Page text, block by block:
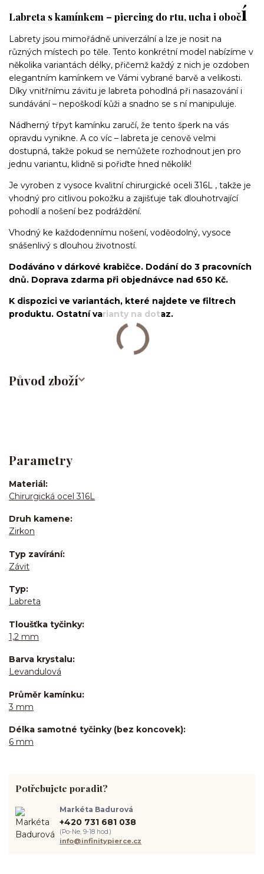
Labreta s kamínkem – piercing do rtu, ucha i obočí
Labrety jsou mimořádně univerzální a lze je nosit na
různých místech po těle. Tento konkrétní model nabízíme v
několika variantách délky, přičemž každý z nich je ozdoben
elegantním kamínkem ve Vámi vybrané barvě a velikosti.
Díky vnitřnímu závitu je labreta pohodlná při nasazování i
sundávání – nepoškodí kůži a snadno se s ní manipuluje.
Nádherný třpyt kamínku zaručí, že tento šperk na vás
opravdu vynikne. A co víc – labreta je cenově velmi
dostupná, takže pokud se nemůžete rozhodnout jen pro
jednu variantu, klidně si pořiďte hned několik!
Je vyroben z vysoce kvalitní chirurgické oceli 316L , takže je
vhodný pro citlivou pokožku a zajišťuje tak dlouhotrvající
pohodlí a nošení bez podráždění.
Vhodný ke každodennímu nošení, voděodolný, vysoce
snášenlivý s dlouhou životností.
Dodáváno v dárkové krabičce. Dodání do 3 pracovních
dnů. Doprava zdarma při objednávce nad 650 Kč.
K dispozici ve variantách, které najdete ve filtrech
produktu. Ostatní varianty na dotaz.
Původ zboží
Parametry
Materiál
Chirurgická ocel 316L
Druh kamene
Zirkon
Typ zavírání
Závit
Typ
Labreta
Tloušťka tyčinky
1,2 mm
Barva krystalu
Levandulová
Průměr kamínku
3 mm
Délka samotné tyčinky (bez koncovek)
6 mm
Potřebujete poradit?
Markéta Badurová
+420 731 681 038
(Po-Ne, 9-18 hod.)
info@infinitypierce.cz